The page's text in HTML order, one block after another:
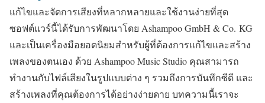
แก้ไขและจัดการเสียงที่หลากหลายและใช้งานง่ายที่สุด
ซอฟต์แวร์นี้ได้รับการพัฒนาโดย Ashampoo GmbH & Co. KG
และเป็นเครื่องมือยอดนิยมสำหรับผู้ที่ต้องการแก้ไขและสร้าง
เพลงของตนเอง ด้วย Ashampoo Music Studio คุณสามารถ
ทำงานกับไฟล์เสียงในรูปแบบต่าง ๆ รวมถึงการบันทึกซีดี และ
สร้างเพลงที่คุณต้องการได้อย่างง่ายดาย บทความนี้เราจะ